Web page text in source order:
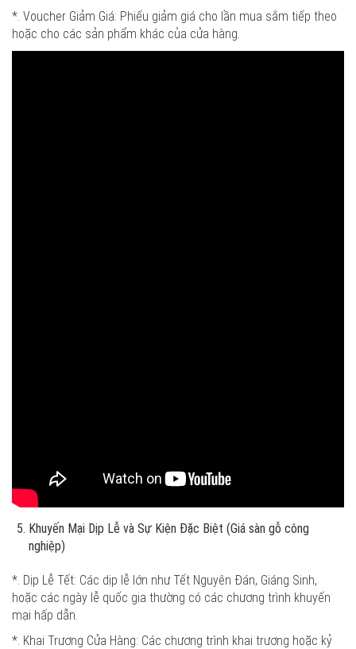
*. Voucher Giảm Giá: Phiếu giảm giá cho lần mua sắm tiếp theo
hoặc cho các sản phẩm khác của cửa hàng.
Khuyến Mại Dịp Lễ và Sự Kiện Đặc Biệt (Giá sàn gỗ công
nghiệp)
*. Dịp Lễ Tết: Các dịp lễ lớn như Tết Nguyên Đán, Giáng Sinh,
hoặc các ngày lễ quốc gia thường có các chương trình khuyến
mại hấp dẫn.
*. Khai Trương Cửa Hàng: Các chương trình khai trương hoặc kỷ